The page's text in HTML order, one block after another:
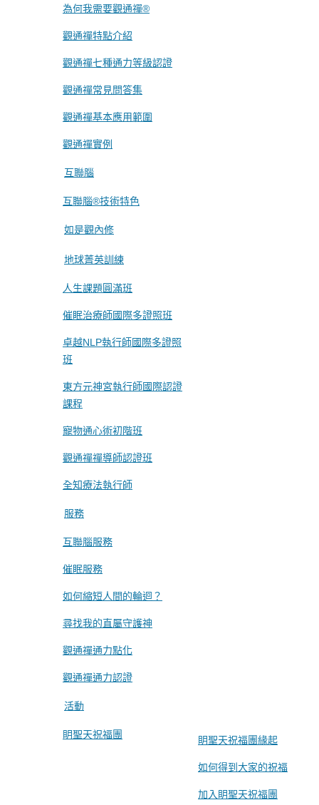
為何我需要觀通禪®
觀通禪特點介紹
觀通禪七種通力等級認證
觀通禪常見問答集
觀通禪基本應用範圍
觀通禪實例
互聯腦
互聯腦®技術特色
如是觀內修
地球菁英訓練
人生課題圓滿班
催眠治療師國際多證照班
卓越NLP執行師國際多證照
班
東方元神宮執行師國際認證
課程
寵物通心術初階班
觀通禪禪導師認證班
全知療法執行師
服務
互聯腦服務
催眠服務
如何縮短人間的輪迴？
尋找我的直屬守護神
觀通禪通力點化
觀通禪通力認證
活動
眀聖天祝福團 眀聖天祝福團緣起
如何得到大家的祝福
加入眀聖天祝福團